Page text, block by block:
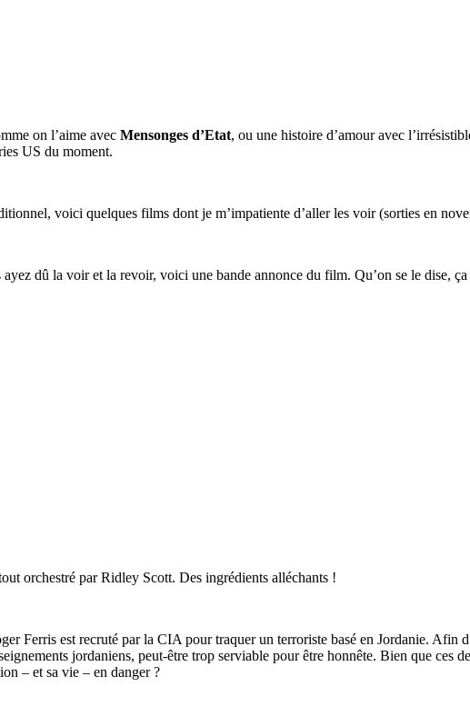
on l’aime avec Mensonges d’Etat, ou une histoire d’amour avec
US du moment.
voici quelques films dont je m’impatiente d’aller les voir (sorties en
dû la voir et la revoir, voici une bande annonce du film. Qu’on se le dise, ça
orchestré par Ridley Scott. Des ingrédients alléchants !
Ferris est recruté par la CIA pour traquer un terroriste basé en Jordanie. Afin
jordaniens, peut-être trop serviable pour être honnête. Bien que ces
– et sa vie – en danger ?